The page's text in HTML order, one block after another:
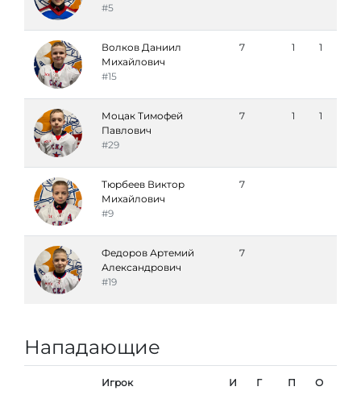
#5
Волков Даниил
Михайлович
#15
7 1 1
Моцак Тимофей
Павлович
#29
7 1 1
Тюрбеев Виктор
Михайлович
#9
7
Федоров Артемий
Александрович
#19
7
Нападающие
Игрок И Г П О